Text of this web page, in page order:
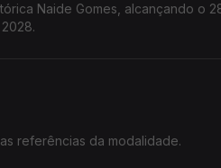
Naide Gomes, alcançando o
referências da modalidade.